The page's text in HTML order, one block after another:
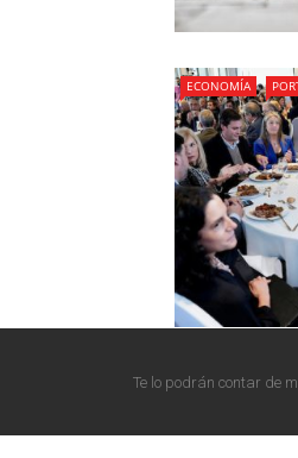
ECONOMÍA
Te lo podrán contar de